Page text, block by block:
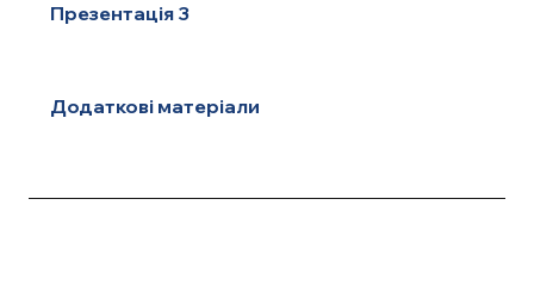
Презентація 3
Додаткові матеріали